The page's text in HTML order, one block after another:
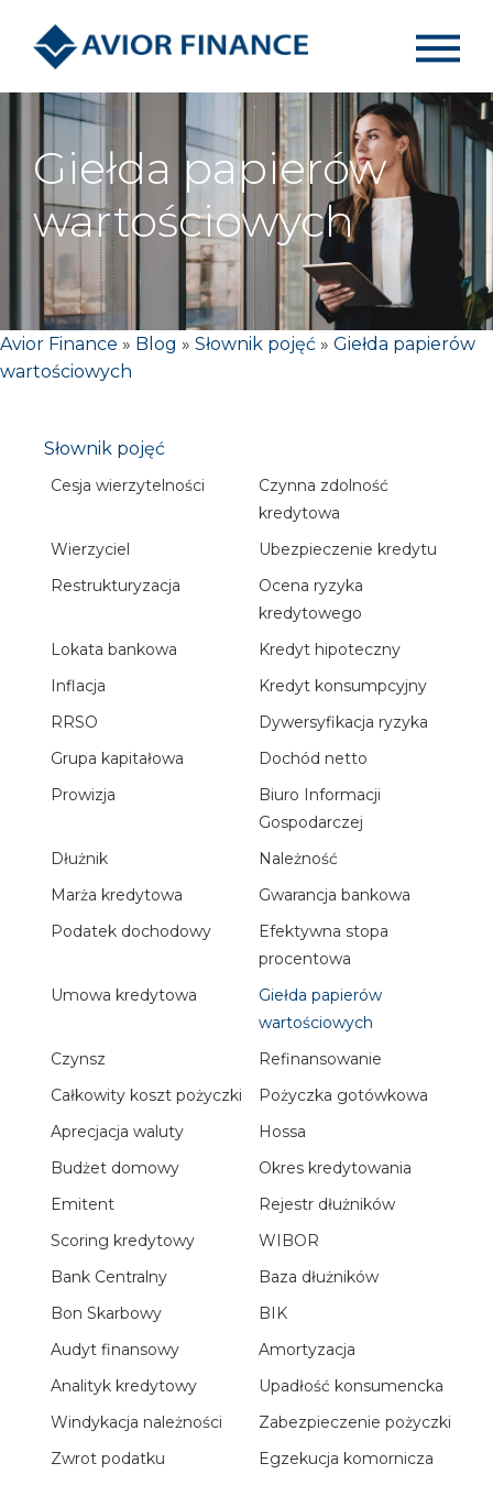
Giełda papierów
wartościowych
Avior Finance » Blog » Słownik pojęć » Giełda papierów
wartościowych
Słownik pojęć
Cesja wierzytelności
Czynna zdolność
kredytowa
Wierzyciel
Ubezpieczenie kredytu
Restrukturyzacja
Ocena ryzyka
kredytowego
Lokata bankowa
Kredyt hipoteczny
Inflacja
Kredyt konsumpcyjny
RRSO
Dywersyfikacja ryzyka
Grupa kapitałowa
Dochód netto
Prowizja
Biuro Informacji
Gospodarczej
Dłużnik
Należność
Marża kredytowa
Gwarancja bankowa
Podatek dochodowy
Efektywna stopa
procentowa
Umowa kredytowa
Giełda papierów
wartościowych
Czynsz
Refinansowanie
Całkowity koszt pożyczki
Pożyczka gotówkowa
Aprecjacja waluty
Hossa
Budżet domowy
Okres kredytowania
Emitent
Rejestr dłużników
Scoring kredytowy
WIBOR
Bank Centralny
Baza dłużników
Bon Skarbowy
BIK
Audyt finansowy
Amortyzacja
Analityk kredytowy
Upadłość konsumencka
Windykacja należności
Zabezpieczenie pożyczki
Zwrot podatku
Egzekucja komornicza